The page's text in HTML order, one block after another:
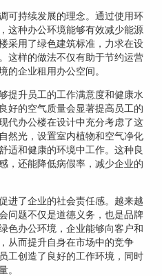
可持续发展的理念。通过使用环
这种办公环境能够有效减少能源
采用了绿色建筑标准，力求在设
这样的做法不仅有助于节约运营
的企业租用办公空间。
提升员工的工作满意度和健康水
好的空气质量会显著提高员工的
代办公楼在设计中充分考虑了这
然光，设置室内植物和空气净化
适和健康的环境中工作。这种良
，还能降低病假率，减少企业的
进了企业的社会责任感。越来越
问题不仅是道德义务，也是品牌
色办公环境，企业能够向客户和
从而提升自身在市场中的竞争
工创造了良好的工作环境，同时
。